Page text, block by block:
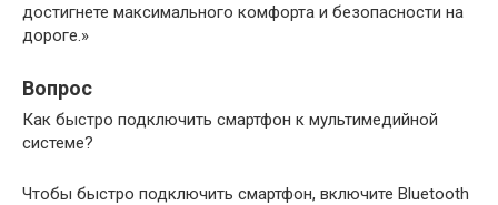
достигнете максимального комфорта и безопасности на
дороге.»
Вопрос
Как быстро подключить смартфон к мультимедийной
системе?
Чтобы быстро подключить смартфон, включите Bluetooth